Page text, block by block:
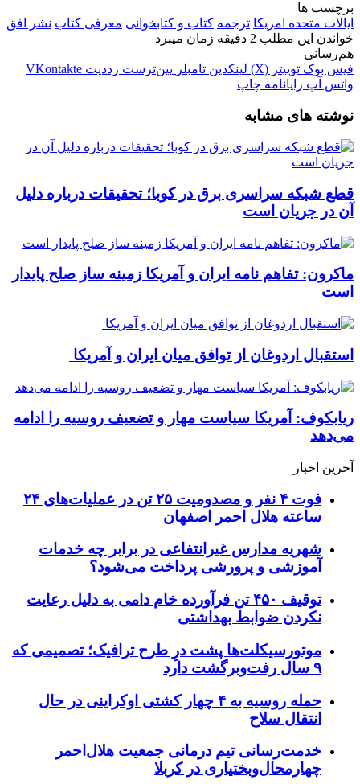
برچسب ها
ایالات متحده امریکا ترجمه کتاب و کتابخوانی معرفی کتاب نشر افق
خواندن این مطلب 2 دقیقه زمان میبرد
هم‌رسانی
فیس بوک توییتر (X) لینکدین ‫تامبلر ‫پین‌ترست ‫رددیت ‫VKontakte
واتس آپ رایانامه چاپ
نوشته های مشابه
قطع شبکه سراسری برق در کوبا؛ تحقیقات درباره دلیل
آن در جریان است
ماکرون: تفاهم نامه ایران و آمریکا زمینه ساز صلح پایدار
است
استقبال اردوغان از توافق میان ایران و آمریکا
ریابکوف: آمریکا سیاست مهار و تضعیف روسیه را ادامه
می‌دهد
آخرین اخبار
فوت ۴ نفر و مصدومیت ۲۵ تن در عملیات‌های ۲۴
ساعته هلال احمر اصفهان
شهریه مدارس غیرانتفاعی در برابر چه خدمات
آموزشی و پرورشی پرداخت می‌شود؟
توقیف ۴۵۰ تن فرآورده خام دامی به دلیل رعایت
نکردن ضوابط بهداشتی
موتورسیکلت‌ها پشت درِ طرح ترافیک؛ تصمیمی که
۹ سال رفت‌وبرگشت دارد
حمله روسیه به ۴ چهار کشتی اوکراینی در حال
انتقال سلاح
خدمت‌رسانی تیم درمانی جمعیت هلال‌احمر
چهارمحال‌وبختیاری در کربلا